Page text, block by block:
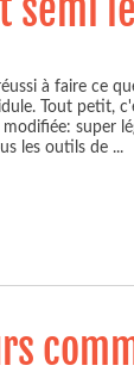
semi
à faire ce
Tout petit,
super
les outils de ...